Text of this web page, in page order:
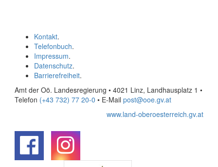
Kontakt.
Telefonbuch.
Impressum.
Datenschutz.
Barrierefreiheit.
Amt der Oö. Landesregierung • 4021 Linz, Landhausplatz 1 •
Telefon (+43 732) 77 20-0 • E-Mail post@ooe.gv.at
www.land-oberoesterreich.gv.at